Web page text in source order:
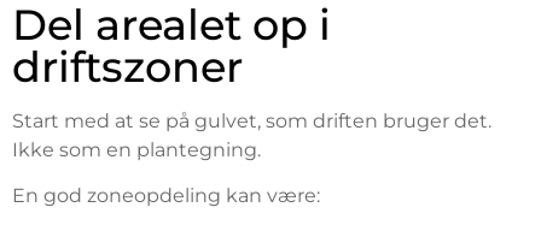
Del arealet op i
driftszoner
Start med at se på gulvet, som driften bruger det.
Ikke som en plantegning.
En god zoneopdeling kan være: